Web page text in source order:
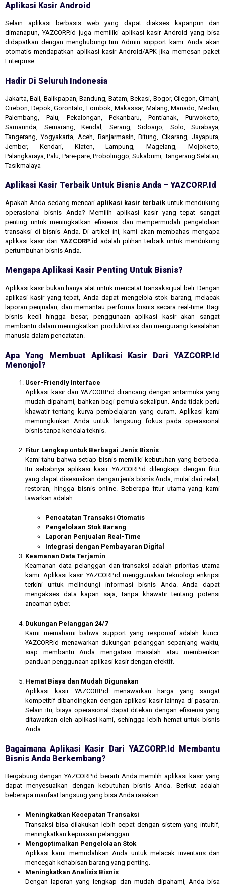
Aplikasi Kasir Android
Selain aplikasi berbasis web yang dapat diakses kapanpun dan
dimanapun, YAZCORP.id juga memiliki aplikasi kasir Android yang bisa
didapatkan dengan menghubungi tim Admin support kami. Anda akan
otomatis mendapatkan aplikasi kasir Android/APK jika memesan paket
Enterprise.
Hadir Di Seluruh Indonesia
Jakarta, Bali, Balikpapan, Bandung, Batam, Bekasi, Bogor, Cilegon, Cimahi,
Cirebon, Depok, Gorontalo, Lombok, Makassar, Malang, Manado, Medan,
Palembang, Palu, Pekalongan, Pekanbaru, Pontianak, Purwokerto,
Samarinda, Semarang, Kendal, Serang, Sidoarjo, Solo, Surabaya,
Tangerang, Yogyakarta, Aceh, Banjarmasin, Bitung, Cikarang, Jayapura,
Jember, Kendari, Klaten, Lampung, Magelang, Mojokerto,
Palangkaraya, Palu, Pare-pare, Probolinggo, Sukabumi, Tangerang Selatan,
Tasikmalaya
Aplikasi Kasir Terbaik Untuk Bisnis Anda – YAZCORP.id
Apakah Anda sedang mencari aplikasi kasir terbaikuntuk mendukung
operasional bisnis Anda? Memilih aplikasi kasir yang tepat sangat
penting untuk meningkatkan efisiensi dan mempermudah pengelolaan
transaksi di bisnis Anda. Di artikel ini, kami akan membahas mengapa
aplikasi kasir dariYAZCORP.id adalah pilihan terbaik untuk mendukung
pertumbuhan bisnis Anda.
Mengapa Aplikasi Kasir Penting Untuk Bisnis?
Aplikasi kasir bukan hanya alat untuk mencatat transaksi jual beli. Dengan
aplikasi kasir yang tepat, Anda dapat mengelola stok barang, melacak
laporan penjualan, dan memantau performa bisnis secara real-time. Bagi
bisnis kecil hingga besar, penggunaan aplikasi kasir akan sangat
membantu dalam meningkatkan produktivitas dan mengurangi kesalahan
manusia dalam pencatatan.
Apa Yang Membuat Aplikasi Kasir Dari YAZCORP.id
Menonjol?
User-Friendly Interface
Aplikasi kasir dari YAZCORP.id dirancang dengan antarmuka yang
mudah dipahami, bahkan bagi pemula sekalipun. Anda tidak perlu
khawatir tentang kurva pembelajaran yang curam. Aplikasi kami
memungkinkan Anda untuk langsung fokus pada operasional
bisnis tanpa kendala teknis.
Fitur Lengkap untuk Berbagai Jenis Bisnis
Kami tahu bahwa setiap bisnis memiliki kebutuhan yang berbeda.
Itu sebabnya aplikasi kasir YAZCORP.id dilengkapi dengan fitur
yang dapat disesuaikan dengan jenis bisnis Anda, mulai dari retail,
restoran, hingga bisnis online. Beberapa fitur utama yang kami
tawarkan adalah:
Pencatatan Transaksi Otomatis
Pengelolaan Stok Barang
Laporan Penjualan Real-Time
Integrasi dengan Pembayaran Digital
Keamanan Data Terjamin
Keamanan data pelanggan dan transaksi adalah prioritas utama
kami. Aplikasi kasir YAZCORP.id menggunakan teknologi enkripsi
terkini untuk melindungi informasi bisnis Anda. Anda dapat
mengakses data kapan saja, tanpa khawatir tentang potensi
ancaman cyber.
Dukungan Pelanggan 24/7
Kami memahami bahwa support yang responsif adalah kunci.
YAZCORP.id menawarkan dukungan pelanggan sepanjang waktu,
siap membantu Anda mengatasi masalah atau memberikan
panduan penggunaan aplikasi kasir dengan efektif.
Hemat Biaya dan Mudah Digunakan
Aplikasi kasir YAZCORP.id menawarkan harga yang sangat
kompetitif dibandingkan dengan aplikasi kasir lainnya di pasaran.
Selain itu, biaya operasional dapat ditekan dengan efisiensi yang
ditawarkan oleh aplikasi kami, sehingga lebih hemat untuk bisnis
Anda.
Bagaimana Aplikasi Kasir Dari YAZCORP.id Membantu
Bisnis Anda Berkembang?
Bergabung dengan YAZCORP.id berarti Anda memilih aplikasi kasir yang
dapat menyesuaikan dengan kebutuhan bisnis Anda. Berikut adalah
beberapa manfaat langsung yang bisa Anda rasakan:
Meningkatkan Kecepatan Transaksi
Transaksi bisa dilakukan lebih cepat dengan sistem yang intuitif,
meningkatkan kepuasan pelanggan.
Mengoptimalkan Pengelolaan Stok
Aplikasi kami memudahkan Anda untuk melacak inventaris dan
mencegah kehabisan barang yang penting.
Meningkatkan Analisis Bisnis
Dengan laporan yang lengkap dan mudah dipahami, Anda bisa